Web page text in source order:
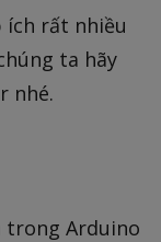
ích rất nhiều
ta hãy
nhé.
trong Arduino